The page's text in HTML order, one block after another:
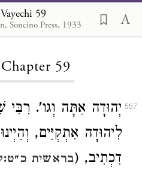
59
Soncino Press, 1933
59
567 יְהוּדָה אַתָּה וְגו'.
לִיהוּדָה אִתְקְיַּים,
דִכְתִיב, (בראשית